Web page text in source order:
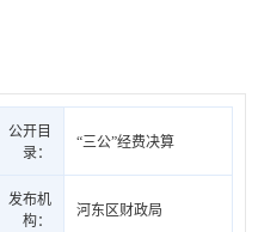
公开目
录：
“三公”经费决算
发布机
构：
河东区财政局